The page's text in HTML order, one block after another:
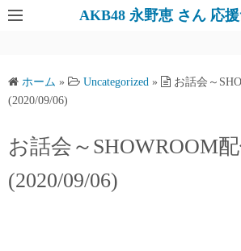
AKB48 永野恵 さん 応援
ホーム » Uncategorized »
お話会～
(2020/09/06)
お話会～SHOWROOM
(2020/09/06)